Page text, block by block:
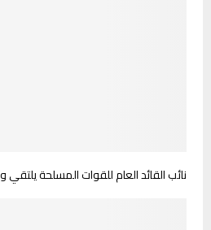
نائب القائد العام للقوات المسلحة يلتقي